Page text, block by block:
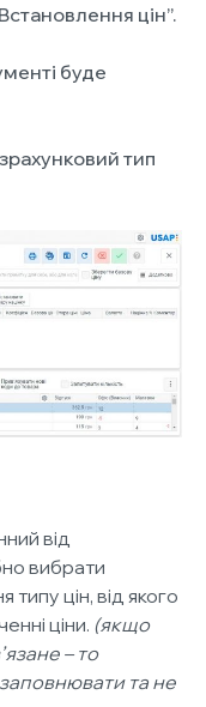
цін”.
буде
тип
від
вибрати
типу цін, від якого
ціни. (якщо
– то
та не